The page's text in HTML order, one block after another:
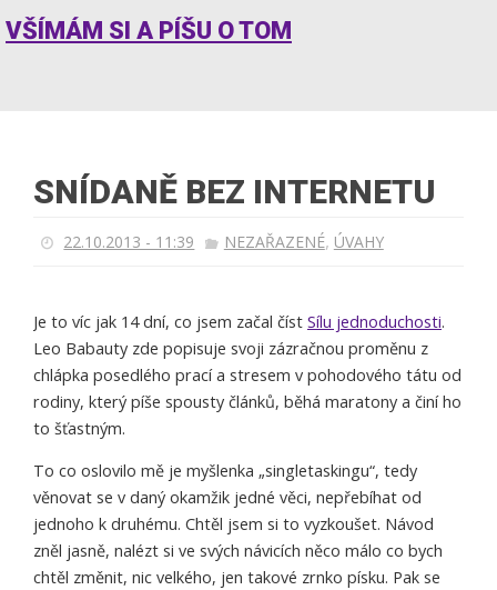
VŠÍMÁM SI A PÍŠU O TOM
SNÍDANĚ BEZ INTERNETU
22.10.2013 - 11:39 NEZAŘAZENÉ, ÚVAHY
Je to víc jak 14 dní, co jsem začal číst Sílu jednoduchosti.
Leo Babauty zde popisuje svoji zázračnou proměnu z
chlápka posedlého prací a stresem v pohodového tátu od
rodiny, který píše spousty článků, běhá maratony a činí ho
to šťastným.
To co oslovilo mě je myšlenka „singletaskingu“, tedy
věnovat se v daný okamžik jedné věci, nepřebíhat od
jednoho k druhému. Chtěl jsem si to vyzkoušet. Návod
zněl jasně, nalézt si ve svých návicích něco málo co bych
chtěl změnit, nic velkého, jen takové zrnko písku. Pak se